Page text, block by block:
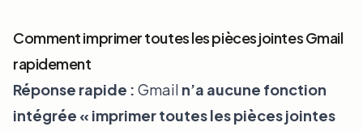
Comment imprimer toutes les pièces jointes Gmail
rapidement
Réponse rapide : Gmail n’a aucune fonction
intégrée « imprimer toutes les pièces jointes